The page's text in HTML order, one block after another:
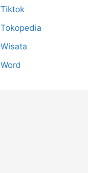
Tiktok
Tokopedia
Wisata
Word